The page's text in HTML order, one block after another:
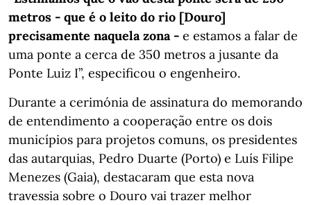
metros - que é o leito do rio [Douro]
precisamente naquela zona - e estamos a falar de
uma ponte a cerca de 350 metros a jusante da
Ponte Luiz I”, especificou o engenheiro.
Durante a cerimónia de assinatura do memorando
de entendimento a cooperação entre os dois
municípios para projetos comuns, os presidentes
das autarquias, Pedro Duarte (Porto) e Luís Filipe
Menezes (Gaia), destacaram que esta nova
travessia sobre o Douro vai trazer melhor